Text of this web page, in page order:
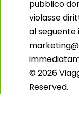
pubblico
violasse
al seguente
© 2026
Reserved.